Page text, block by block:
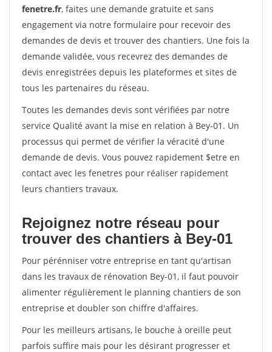
fenetre.fr, faites une demande gratuite et sans
engagement via notre formulaire pour recevoir des
demandes de devis et trouver des chantiers. Une fois la
demande validée, vous recevrez des demandes de
devis enregistrées depuis les plateformes et sites de
tous les partenaires du réseau.
Toutes les demandes devis sont vérifiées par notre
service Qualité avant la mise en relation à Bey-01. Un
processus qui permet de vérifier la véracité d'une
demande de devis. Vous pouvez rapidement $etre en
contact avec les fenetres pour réaliser rapidement
leurs chantiers travaux.
Rejoignez notre réseau pour
trouver des chantiers à Bey-01
Pour pérénniser votre entreprise en tant qu'artisan
dans les travaux de rénovation Bey-01, il faut pouvoir
alimenter régulièrement le planning chantiers de son
entreprise et doubler son chiffre d'affaires.
Pour les meilleurs artisans, le bouche à oreille peut
parfois suffire mais pour les désirant progresser et